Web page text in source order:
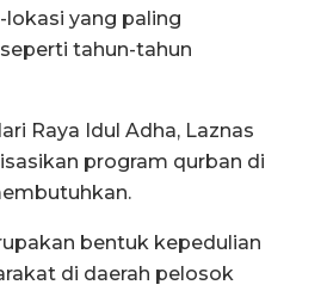
yang paling
tahun-tahun
Raya Idul Adha, Laznas
program qurban di
bentuk kepedulian
di daerah pelosok